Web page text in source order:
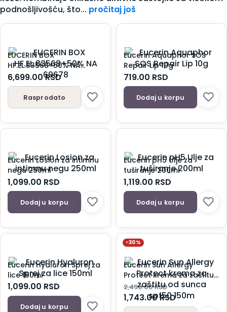
podnošljivošću, što... pročitaj još
EUCERIN BOX
HF.EL.83568+50% NA
69678
6,699.00RSD
Rasprodato
Eucerin Aquaphor SOS
Repair Lip 10g
719.00 RSD
Dodaj u korpu
Eucerin Losion za intimnu
negu 250ml
1,099.00 RSD
Dodaj u korpu
Eucerin pH5 Ulje za
tuširanje 200ml
1,119.00 RSD
Dodaj u korpu
Eucerin Hyaluron Sprej za
lice 150ml
1,099.00 RSD
Dodaj u korpu
-30%
Eucerin Sun Allergy
Protect krema za zaštitu
od sunca spf50 150m
2,490.00RSD
1,743.00RSD